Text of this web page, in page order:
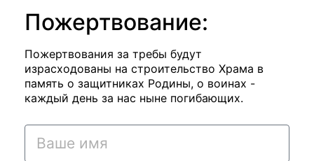
Пожертвование:
Пожертвования за требы будут
израсходованы на строительство Храма в
память о защитниках Родины, о воинах -
каждый день за нас ныне погибающих.